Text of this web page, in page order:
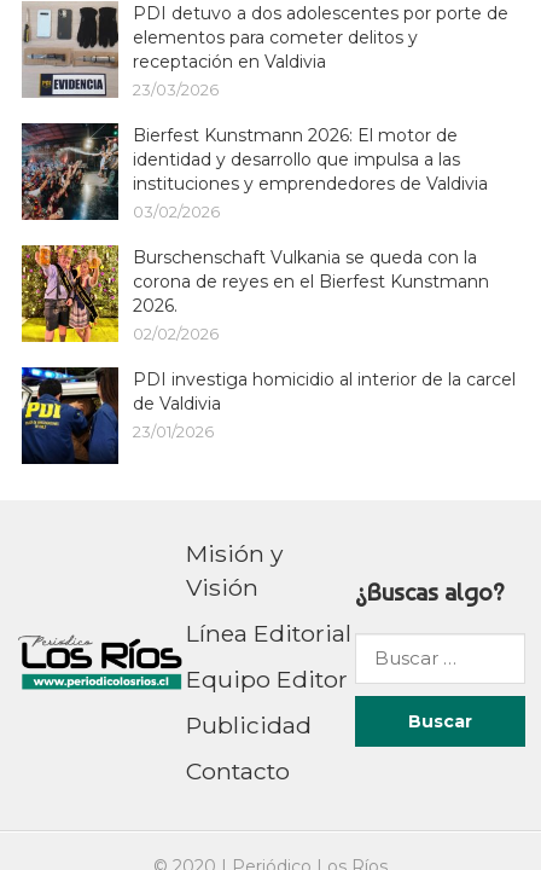
PDI detuvo a dos adolescentes por porte de
elementos para cometer delitos y
receptación en Valdivia
23/03/2026
Bierfest Kunstmann 2026: El motor de
identidad y desarrollo que impulsa a las
instituciones y emprendedores de Valdivia
03/02/2026
Burschenschaft Vulkania se queda con la
corona de reyes en el Bierfest Kunstmann
2026.
02/02/2026
PDI investiga homicidio al interior de la carcel
de Valdivia
23/01/2026
Misión y
Visión
Línea Editorial
Equipo Editor
Publicidad
Contacto
¿Buscas algo?
Buscar
por: